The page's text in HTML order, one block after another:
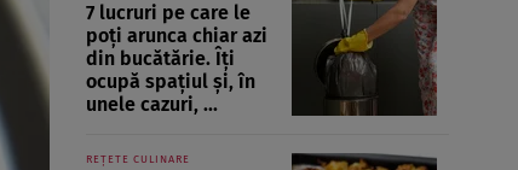
7 lucruri pe care le
poți arunca chiar azi
din bucătărie. Îți
ocupă spațiul și, în
unele cazuri, ...
REȚETE CULINARE